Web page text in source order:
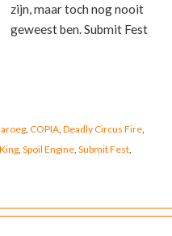
zijn, maar toch nog nooit
geweest ben. Submit Fest
, COPIA, Deadly Circus Fire,
, Spoil Engine, Submit Fest,